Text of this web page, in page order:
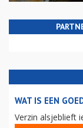
WAT IS EEN
Verzin alsjeblieft